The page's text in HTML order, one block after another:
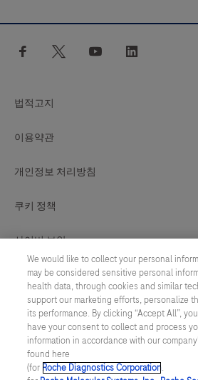
facebook twitter youtube
법적고지
이용약관
개인정보 처리방침
쿠키 정책
사이버 보안
쿠키 기본설정
제품 안전성 정보
SOUTH KOREA / 영어
We would like to collect your personal
may be considered sensitive personal
health data, through cookies and similar
support our marketing efforts, personalize
its performance. By clicking “Accept All”,
have your consent to collect and process
information in accordance with our
found here
(for Roche Diagnostics Corporation.